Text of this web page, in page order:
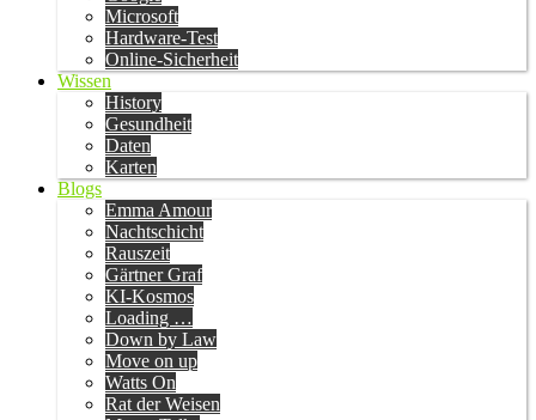
Microsoft
Hardware-Test
Online-Sicherheit
Wissen
History
Gesundheit
Daten
Karten
Blogs
Emma Amour
Nachtschicht
Rauszeit
Gärtner Graf
KI-Kosmos
Loading …
Down by Law
Move on up
Watts On
Rat der Weisen